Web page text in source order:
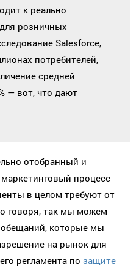
к реально
розничных
Salesforce,
потребителей,
средней
— вот, что дают
отобранный и
процесс
в целом требуют от
говоря, так мы можем
обещаний, которые мы
на рынок для
регламента по защите